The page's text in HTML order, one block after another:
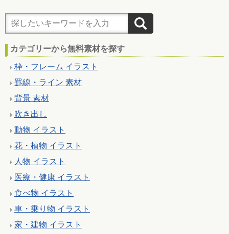
カテゴリーから無料素材を探す
枠・フレーム イラスト
罫線・ライン 素材
背景 素材
吹き出し
動物 イラスト
花・植物 イラスト
人物 イラスト
医療・健康 イラスト
食べ物 イラスト
車・乗り物 イラスト
家・建物 イラスト